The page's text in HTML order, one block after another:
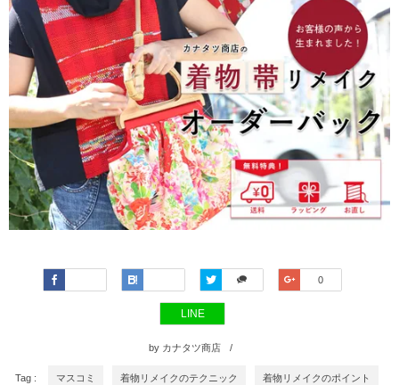
Twitter Google+
0
LINE
by カナタツ商店
Tag : マスコミ 着物リメイクのテクニック 着物リメイクのポイント